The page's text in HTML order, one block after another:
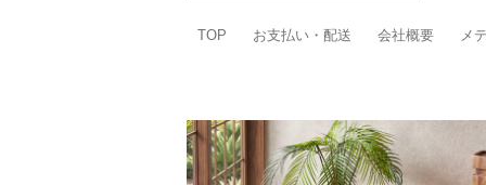
TOP お支払い・配送 会社概要 メ